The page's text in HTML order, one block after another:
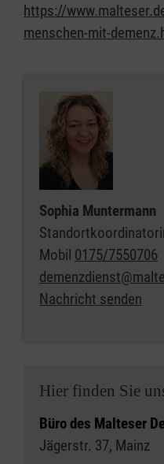
https://
menschen-mit-
Sophia Muntermann
Mobil 0175/7550706
Nachricht senden
Hier finden Sie
Büro des Malteser
Jägerstr. 37, Mainz